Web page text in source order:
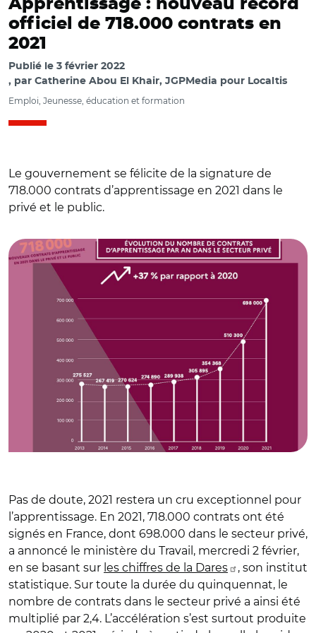
Apprentissage : nouveau record
officiel de 718.000 contrats en
2021
Publié le 3 février 2022
par Catherine Abou El Khair, JGPMedia pour Localtis
Emploi, Jeunesse, éducation et formation
Le gouvernement se félicite de la signature de
718.000 contrats d’apprentissage en 2021 dans le
privé et le public.
Pas de doute, 2021 restera un cru exceptionnel pour
l’apprentissage. En 2021, 718.000 contrats ont été
signés en France, dont 698.000 dans le secteur privé,
a annoncé le ministère du Travail, mercredi 2 février,
en se basant sur les chiffres de la Dares
, son institut
statistique. Sur toute la durée du quinquennat, le
nombre de contrats dans le secteur privé a ainsi été
multiplié par 2,4. L’accélération s’est surtout produite